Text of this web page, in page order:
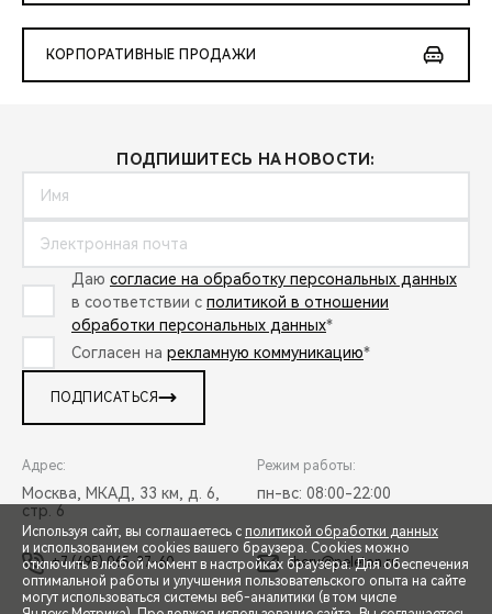
КОРПОРАТИВНЫЕ ПРОДАЖИ
ПОДПИШИТЕСЬ НА НОВОСТИ:
Даю согласие на обработку персональных данных
в соответствии с политикой в отношении
обработки персональных данных*
Согласен на рекламную коммуникацию*
ПОДПИСАТЬСЯ
Адрес:
Москва, МКАД, 33 км, д. 6,
стр. 6
Режим работы:
пн-вс: 08:00-22:00
+7 (495) 065-37-60 chery@peleton.ru
Используя сайт, вы соглашаетесь с политикой обработки данных
и использованием cookies вашего браузера. Cookies можно
отключить в любой момент в настройках браузера. Для обеспечения
оптимальной работы и улучшения пользовательского опыта на сайте
могут использоваться системы веб-аналитики (в том числе